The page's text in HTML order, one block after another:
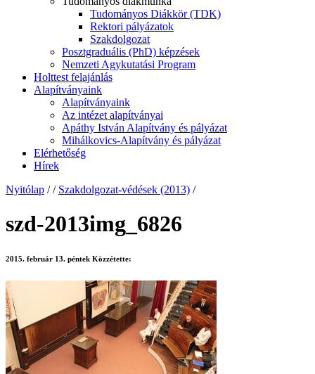
Tudományos Diákkör (TDK)
Rektori pályázatok
Szakdolgozat
Posztgraduális (PhD) képzések
Nemzeti Agykutatási Program
Holttest felajánlás
Alapítványaink
Alapítványaink
Az intézet alapítványai
Apáthy István Alapítvány és pályázat
Mihálkovics-Alapítvány és pályázat
Elérhetőség
Hírek
Nyitólap / / Szakdolgozat-védések (2013) /
szd-2013img_6826
2015. február 13. péntek Közzétette: